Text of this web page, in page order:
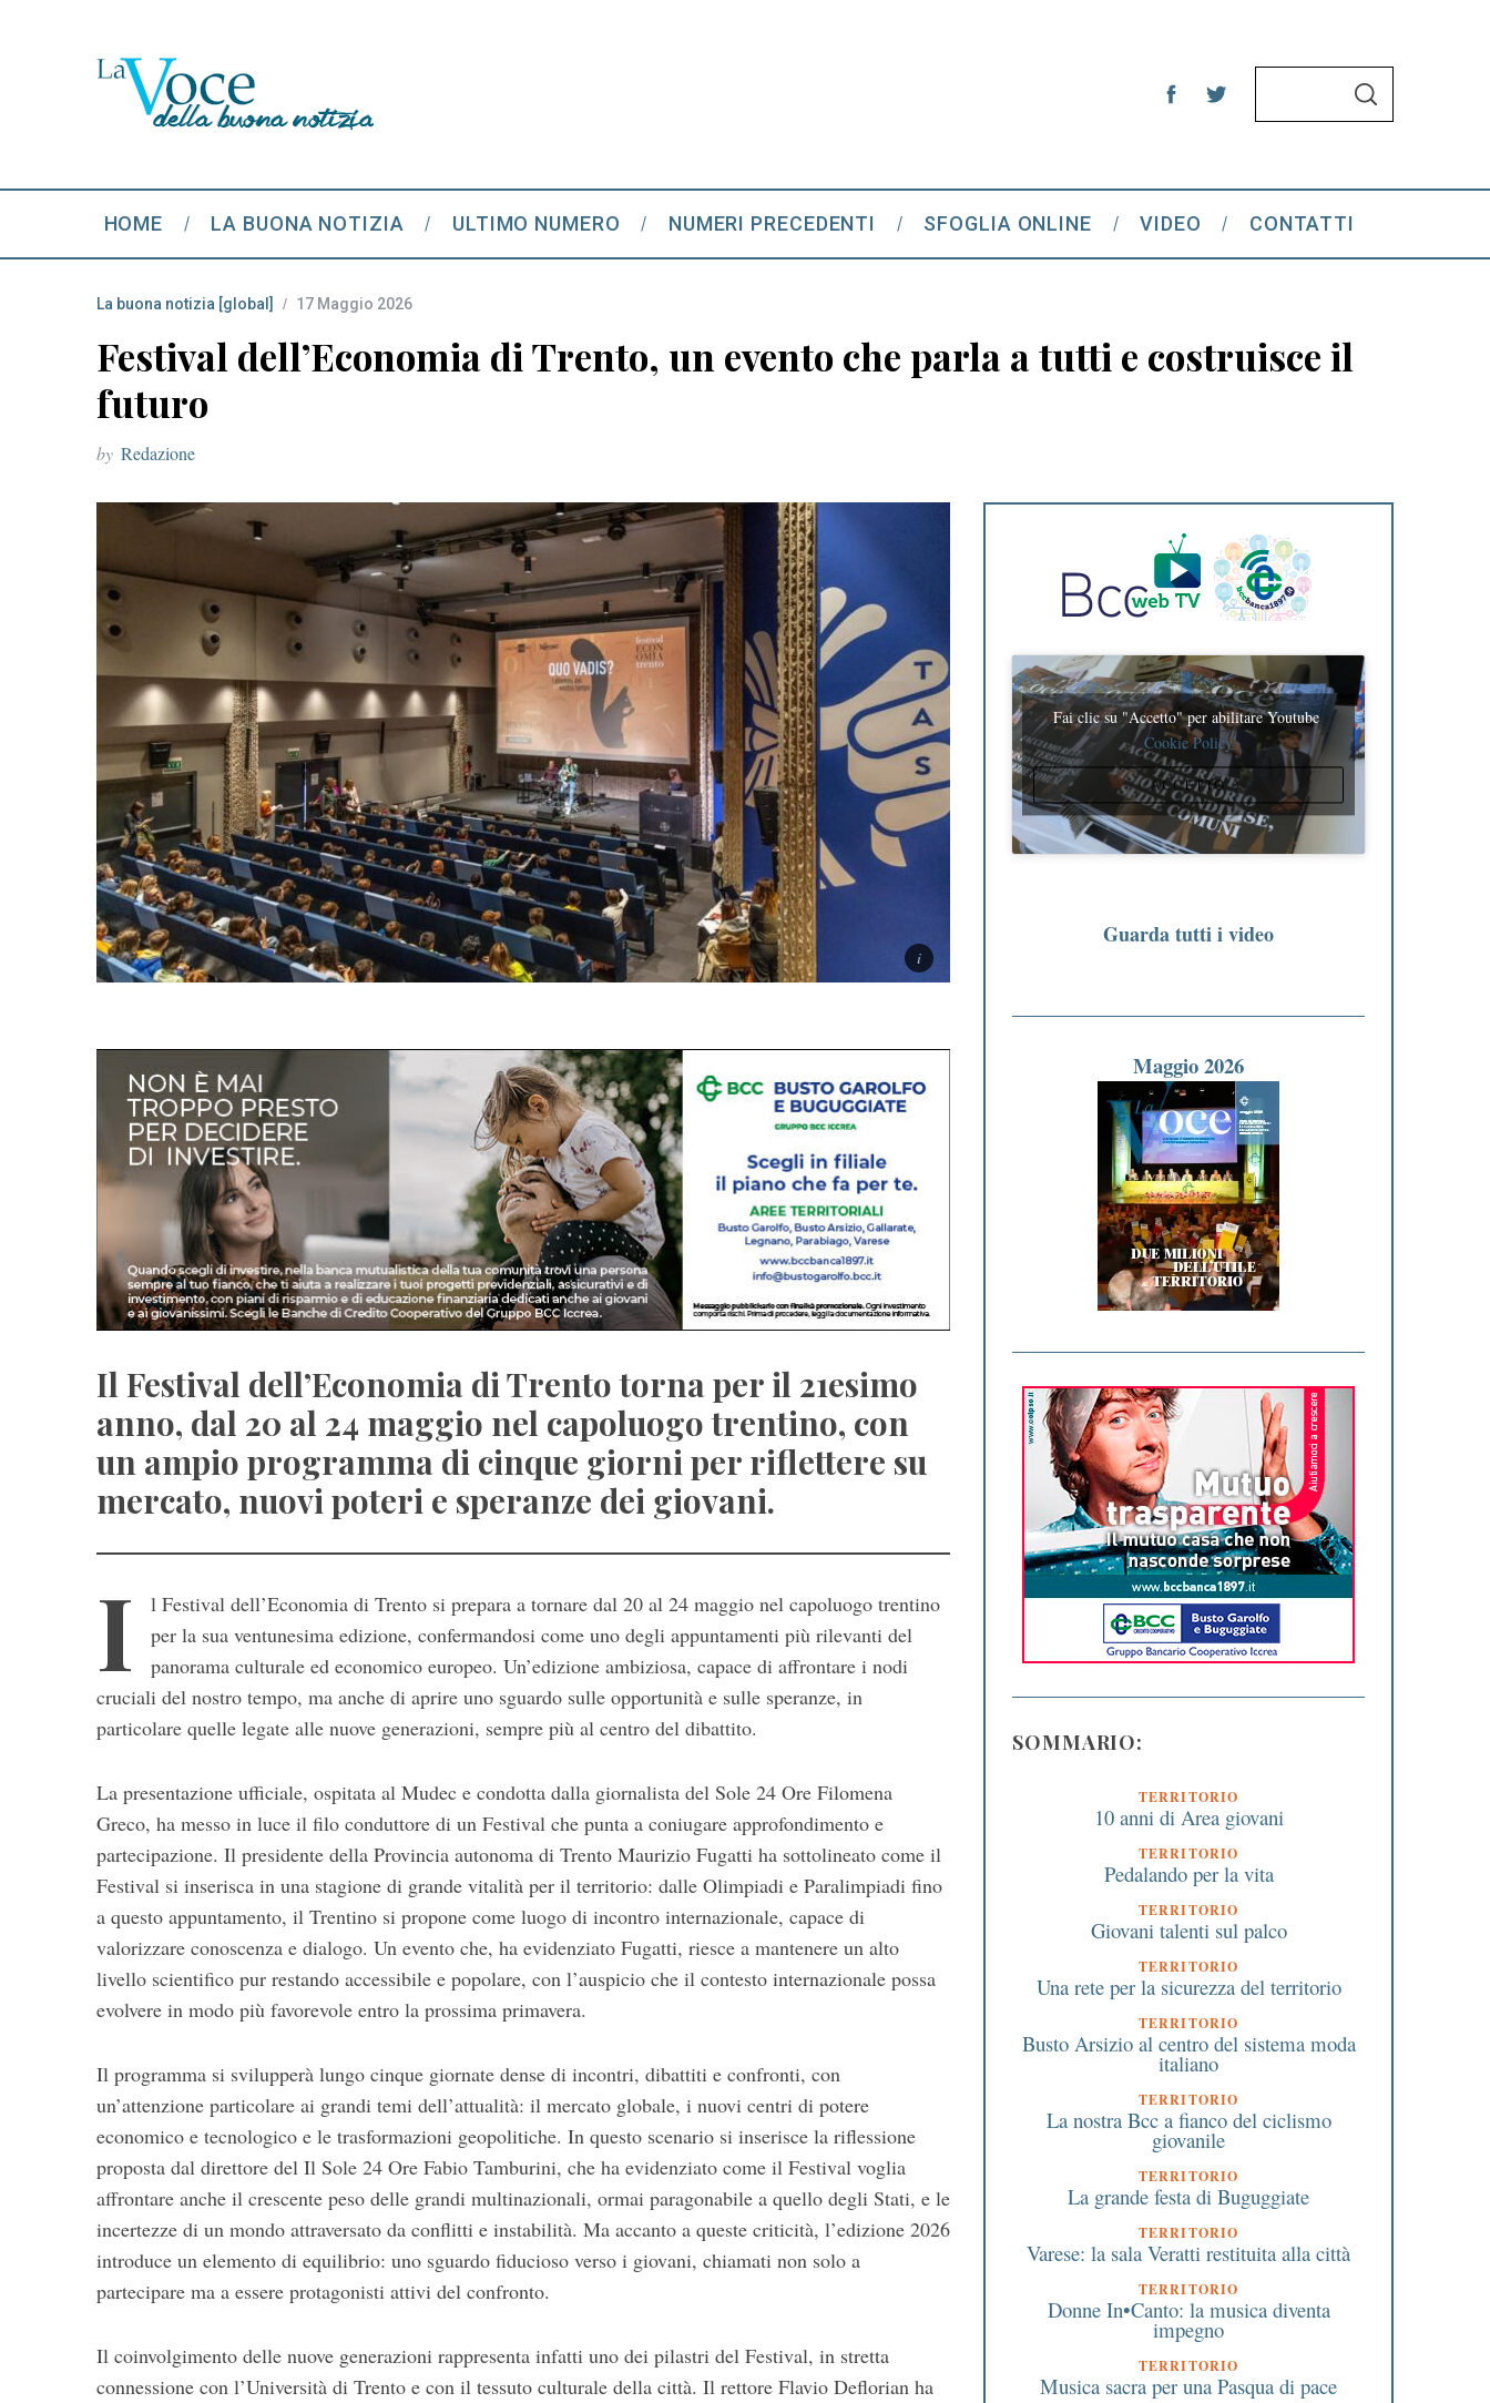
h
f
:
S
HOME LA BUONA NOTIZIA ULTIMO NUMERO NUMERI PRECEDENTI SFOGLIA ONLINE VIDEO CONTATTI
La buona notizia [global] 17 Maggio 2026
Festival dell’Economia di Trento, un evento che parla a tutti e costruisce il
futuro
by Redazione
Il Festival dell’Economia di Trento torna per il 21esimo
anno, dal 20 al 24 maggio nel capoluogo trentino, con
un ampio programma di cinque giorni per riflettere su
mercato, nuovi poteri e speranze dei giovani.
I l Festival dell’Economia di Trento si prepara a tornare dal 20 al 24 maggio nel capoluogo trentino
per la sua ventunesima edizione, confermandosi come uno degli appuntamenti più rilevanti del
panorama culturale ed economico europeo. Un’edizione ambiziosa, capace di affrontare i nodi
cruciali del nostro tempo, ma anche di aprire uno sguardo sulle opportunità e sulle speranze, in
particolare quelle legate alle nuove generazioni, sempre più al centro del dibattito.
La presentazione ufficiale, ospitata al Mudec e condotta dalla giornalista del Sole 24 Ore Filomena
Greco, ha messo in luce il filo conduttore di un Festival che punta a coniugare approfondimento e
partecipazione. Il presidente della Provincia autonoma di Trento Maurizio Fugatti ha sottolineato come il
Festival si inserisca in una stagione di grande vitalità per il territorio: dalle Olimpiadi e Paralimpiadi fino
a questo appuntamento, il Trentino si propone come luogo di incontro internazionale, capace di
valorizzare conoscenza e dialogo. Un evento che, ha evidenziato Fugatti, riesce a mantenere un alto
livello scientifico pur restando accessibile e popolare, con l’auspicio che il contesto internazionale possa
evolvere in modo più favorevole entro la prossima primavera.
Il programma si svilupperà lungo cinque giornate dense di incontri, dibattiti e confronti, con
un’attenzione particolare ai grandi temi dell’attualità: il mercato globale, i nuovi centri di potere
economico e tecnologico e le trasformazioni geopolitiche. In questo scenario si inserisce la riflessione
proposta dal direttore del Il Sole 24 Ore Fabio Tamburini, che ha evidenziato come il Festival voglia
affrontare anche il crescente peso delle grandi multinazionali, ormai paragonabile a quello degli Stati, e le
incertezze di un mondo attraversato da conflitti e instabilità. Ma accanto a queste criticità, l’edizione 2026
introduce un elemento di equilibrio: uno sguardo fiducioso verso i giovani, chiamati non solo a
partecipare ma a essere protagonisti attivi del confronto.
Il coinvolgimento delle nuove generazioni rappresenta infatti uno dei pilastri del Festival, in stretta
connessione con l’Università di Trento e con il tessuto culturale della città. Il rettore Flavio Deflorian ha
Fai clic su "Accetto" per abilitare Youtube
Cookie Policy
ACCETTO
Guarda tutti i video
Maggio 2026
SOMMARIO:
TERRITORIO
10 anni di Area giovani
TERRITORIO
Pedalando per la vita
TERRITORIO
Giovani talenti sul palco
TERRITORIO
Una rete per la sicurezza del territorio
TERRITORIO
Busto Arsizio al centro del sistema moda
italiano
TERRITORIO
La nostra Bcc a fianco del ciclismo
giovanile
TERRITORIO
La grande festa di Buguggiate
TERRITORIO
Varese: la sala Veratti restituita alla città
TERRITORIO
Donne In•Canto: la musica diventa
impegno
TERRITORIO
Musica sacra per una Pasqua di pace
S
e
r
c
h
f
r
: